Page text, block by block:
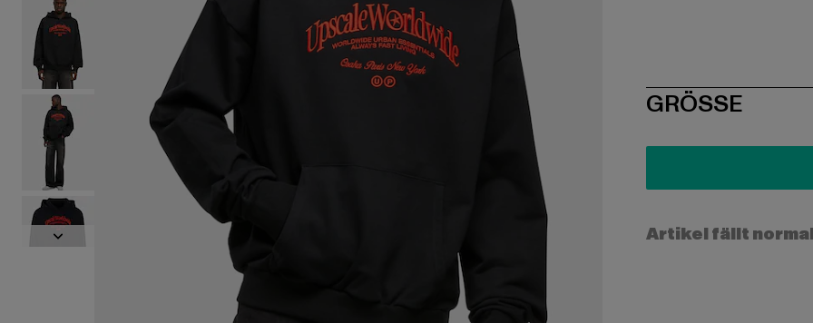
SIZE
GRÖSSE
Artikel fällt